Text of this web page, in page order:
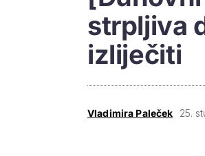
strpljiva
izliječiti
Vladimira Paleček 25.